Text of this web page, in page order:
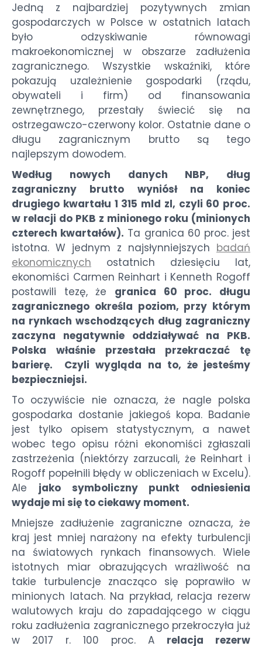
Jedną z najbardziej pozytywnych zmian
gospodarczych w Polsce w ostatnich latach
było odzyskiwanie równowagi
makroekonomicznej w obszarze zadłużenia
zagranicznego. Wszystkie wskaźniki, które
pokazują uzależnienie gospodarki (rządu,
obywateli i firm) od finansowania
zewnętrznego, przestały świecić się na
ostrzegawczo-czerwony kolor. Ostatnie dane o
długu zagranicznym brutto są tego
najlepszym dowodem.
Według nowych danych NBP, dług
zagraniczny brutto wyniósł na koniec
drugiego kwartału 1 315 mld zl, czyli 60 proc.
w relacji do PKB z minionego roku (minionych
czterech kwartałów). Ta granica 60 proc. jest
istotna. W jednym z najsłynniejszych badań
ekonomicznych ostatnich dziesięciu lat,
ekonomiści Carmen Reinhart i Kenneth Rogoff
postawili tezę, że granica 60 proc. długu
zagranicznego określa poziom, przy którym
na rynkach wschodzących dług zagraniczny
zaczyna negatywnie oddziaływać na PKB.
Polska właśnie przestała przekraczać tę
barierę. Czyli wygląda na to, że jesteśmy
bezpieczniejsi.
To oczywiście nie oznacza, że nagle polska
gospodarka dostanie jakiegoś kopa. Badanie
jest tylko opisem statystycznym, a nawet
wobec tego opisu różni ekonomiści zgłaszali
zastrzeżenia (niektórzy zarzucali, że Reinhart i
Rogoff popełnili błędy w obliczeniach w Excelu).
Ale jako symboliczny punkt odniesienia
wydaje mi się to ciekawy moment.
Mniejsze zadłużenie zagraniczne oznacza, że
kraj jest mniej narażony na efekty turbulencji
na światowych rynkach finansowych. Wiele
istotnych miar obrazujących wrażliwość na
takie turbulencje znacząco się poprawiło w
minionych latach. Na przykład, relacja rezerw
walutowych kraju do zapadającego w ciągu
roku zadłużenia zagranicznego przekroczyła już
w 2017 r. 100 proc. A relacja rezerw